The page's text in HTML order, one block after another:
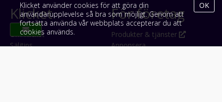
Klicket
Om Klicket
Säljtips
För företag
Produkter & tjänster
Annonsera
Klicket använder cookies för att göra din
användarupplevelse så bra som möjligt. Genom att
fortsätta använda vår webbplats accepterar du att
cookies används.
OK